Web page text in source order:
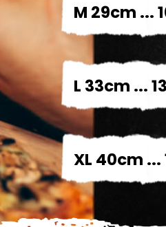
M 29cm ...
L 33cm ...
XL 40cm